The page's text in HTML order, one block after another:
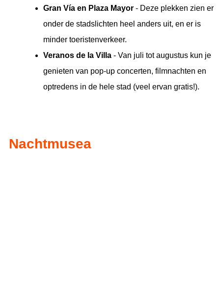
Gran Vía en Plaza Mayor - Deze plekken zien er
onder de stadslichten heel anders uit, en er is
minder toeristenverkeer.
Veranos de la Villa - Van juli tot augustus kun je
genieten van pop-up concerten, filmnachten en
optredens in de hele stad (veel ervan gratis!).
Nachtmusea